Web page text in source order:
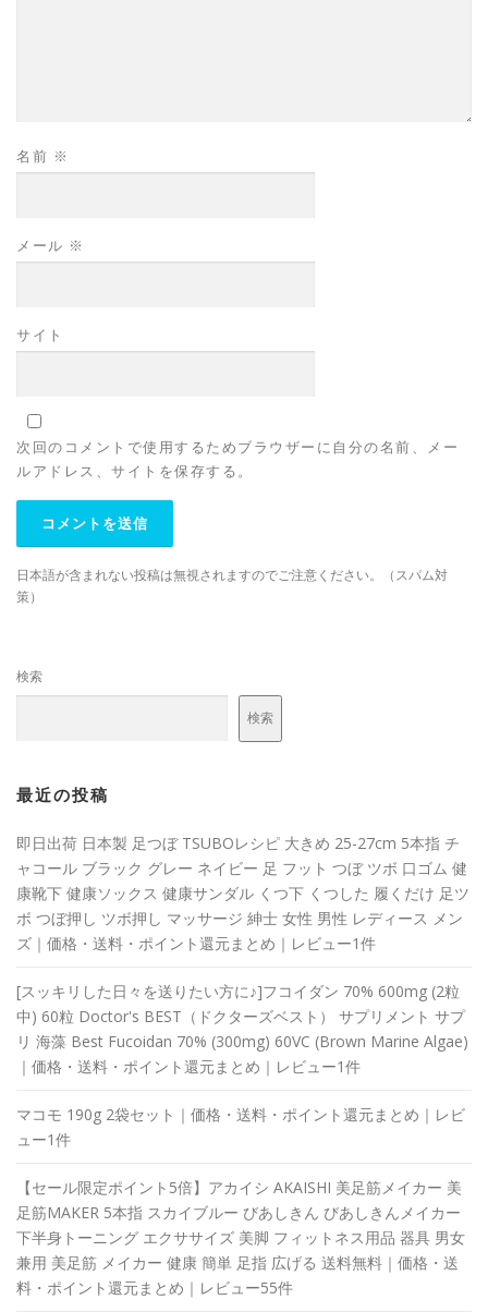
名前 ※
メール ※
サイト
次回のコメントで使用するためブラウザーに自分の名前、メー
ルアドレス、サイトを保存する。
日本語が含まれない投稿は無視されますのでご注意ください。（スパム対
策）
検索
検索
最近の投稿
即日出荷 日本製 足つぼ TSUBOレシピ 大きめ 25-27cm 5本指 チ
ャコール ブラック グレー ネイビー 足 フット つぼ ツボ 口ゴム 健
康靴下 健康ソックス 健康サンダル くつ下 くつした 履くだけ 足ツ
ボ つぼ押し ツボ押し マッサージ 紳士 女性 男性 レディース メン
ズ｜価格・送料・ポイント還元まとめ｜レビュー1件
[スッキリした日々を送りたい方に♪]フコイダン 70% 600mg (2粒
中) 60粒 Doctor's BEST（ドクターズベスト） サプリメント サプ
リ 海藻 Best Fucoidan 70% (300mg) 60VC (Brown Marine Algae)
｜価格・送料・ポイント還元まとめ｜レビュー1件
マコモ 190g 2袋セット｜価格・送料・ポイント還元まとめ｜レビ
ュー1件
【セール限定ポイント5倍】アカイシ AKAISHI 美足筋メイカー 美
足筋MAKER 5本指 スカイブルー びあしきん びあしきんメイカー
下半身トーニング エクササイズ 美脚 フィットネス用品 器具 男女
兼用 美足筋 メイカー 健康 簡単 足指 広げる 送料無料｜価格・送
料・ポイント還元まとめ｜レビュー55件